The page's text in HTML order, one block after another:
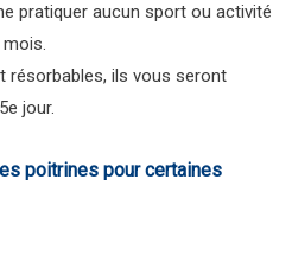
pratiquer aucun sport ou activité
résorbables, ils vous seront
jour.
poitrines pour certaines